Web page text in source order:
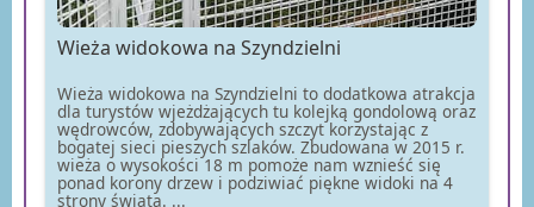
Wieża widokowa na Szyndzielni
Wieża widokowa na Szyndzielni to dodatkowa atrakcja
dla turystów wjeżdżających tu kolejką gondolową oraz
wędrowców, zdobywających szczyt korzystając z
bogatej sieci pieszych szlaków. Zbudowana w 2015 r.
wieża o wysokości 18 m pomoże nam wznieść się
ponad korony drzew i podziwiać piękne widoki na 4
strony świata. ...